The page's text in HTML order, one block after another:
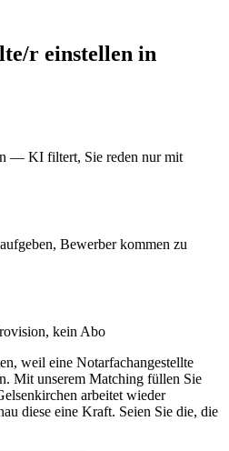
r einstellen in
— KI filtert, Sie reden nur mit
Bewerber kommen zu
kein Abo
weil eine Notarfachangestellte
Mit unserem Matching füllen Sie
arbeitet wieder
diese eine Kraft. Seien Sie die, die